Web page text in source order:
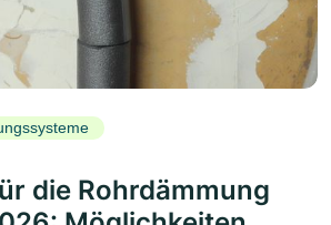
die Rohrdämmung